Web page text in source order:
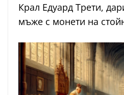
Крал Едуард Трети,
мъже с монети на